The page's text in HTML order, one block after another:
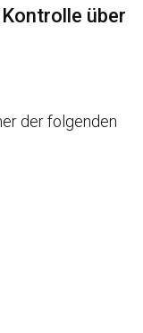
über
der folgenden